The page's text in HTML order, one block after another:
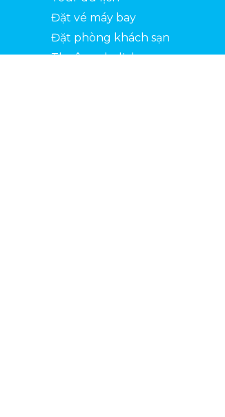
Đặt vé máy bay
Đặt phòng khách sạn
Thuê xe du lịch